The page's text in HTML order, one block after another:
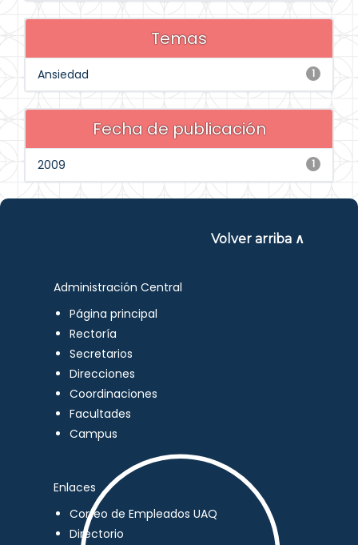
Temas
1
Ansiedad
Fecha de publicación
1
2009
Volver arriba ∧
Administración Central
Página principal
Rectoría
Secretarios
Direcciones
Coordinaciones
Facultades
Campus
Enlaces
Correo de Empleados UAQ
Directorio